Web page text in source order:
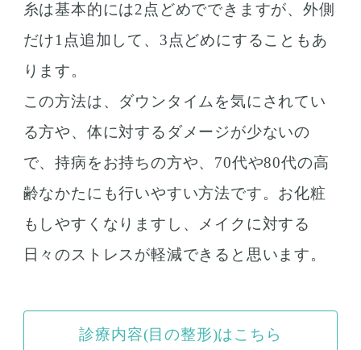
糸は基本的には2点どめでできますが、外側
だけ1点追加して、3点どめにすることもあ
ります。
この方法は、ダウンタイムを気にされてい
る方や、体に対するダメージが少ないの
で、持病をお持ちの方や、70代や80代の高
齢なかたにも行いやすい方法です。お化粧
もしやすくなりますし、メイクに対する
日々のストレスが軽減できると思います。
診療内容(目の整形)はこちら